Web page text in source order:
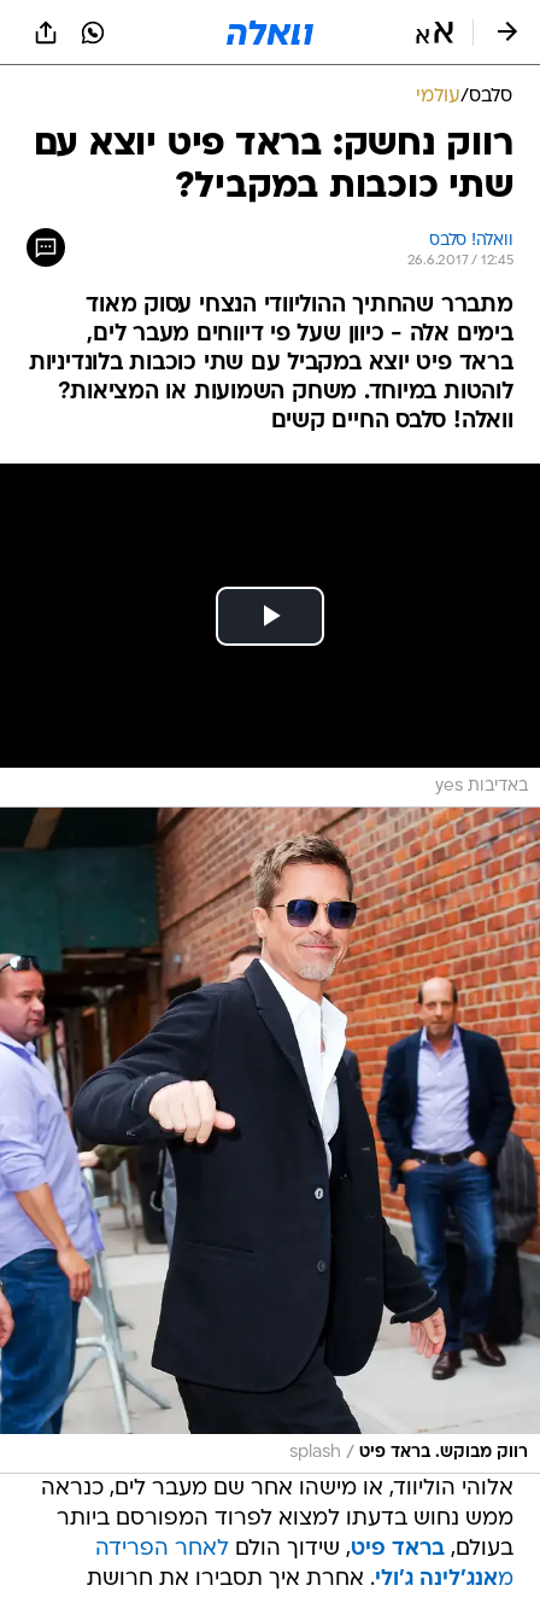
סלבס/עולמי
רווק נחשק: בראד פיט יוצא עם
שתי כוכבות במקביל?
וואלה! סלבס
26.6.2017 / 12:45
מתברר שהחתיך ההוליוודי הנצחי עסוק מאוד
בימים אלה - כיוון שעל פי דיווחים מעבר לים,
בראד פיט יוצא במקביל עם שתי כוכבות בלונדיניות
לוהטות במיוחד. משחק השמועות או המציאות?
וואלה! סלבס החיים קשים
באדיבות yes
רווק מבוקש. בראד פיט /
splash
אלוהי הוליווד, או מישהו אחר שם מעבר לים, כנראה
ממש נחוש בדעתו למצוא לפרוד המפורסם ביותר
בעולם,בראד פיט, שידוך הולםלאחר הפרידה
מאנג'לינה ג'ולי. אחרת איך תסבירו את חרושת